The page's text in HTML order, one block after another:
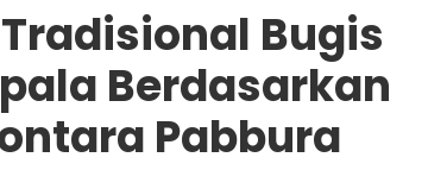
Bugis
Berdasarkan
Pabbura